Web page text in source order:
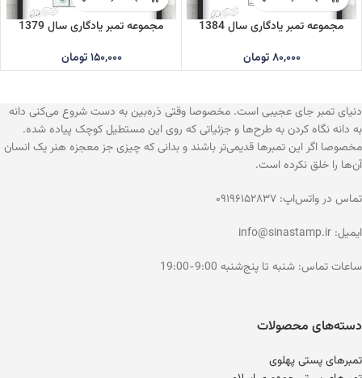
مجموعه تمبر یادگاری سال 1384
۸۰,۰۰۰ تومان
مجموعه تمبر یادگاری سال 1379
۱۵۰,۰۰۰ تومان
دنیای تمبر جای عجیبی است. مخصوصا وقتی ذره‌بین به دست شروع می‌کنی دانه
به دانه نگاه کردن به طرح‌ها و جزئیاتی که روی این مستطیل کوچک پیاده شده.
مخصوصا اگر این تمبرها قدیمی‌تر باشند و بدانی که چیزی جز معجزه هنر یک انسان
آن‌ها را خلق نکرده است.
تماس در واتس‌اپ: ۰۹۱۹۶۱۵۲۸۳۷
ایمیل: info@sinastamp.ir
ساعات تماس: شنبه تا پنج‌شنبه 9:00-19:00
دسته‌های محصولات
تمبرهای پستی پهلوی